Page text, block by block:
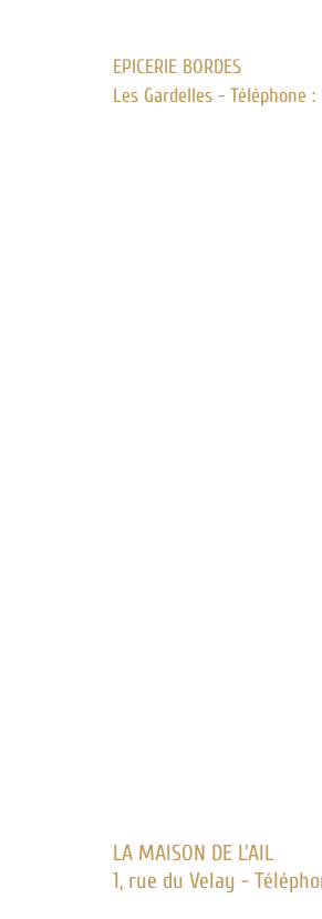
EPICERIE BORDES
Les Gardelles - Téléphone :
LA MAISON DE L'AIL
1, rue du Velay -